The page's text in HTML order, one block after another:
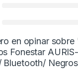
en opinar sobre
Fonestar
Bluetooth/